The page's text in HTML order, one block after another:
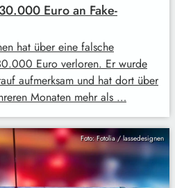
Euro an Fake-
hat über eine falsche
Euro verloren. Er wurde
aufmerksam und hat dort über
Monaten mehr als …
Foto: Fotolia / lassedesignen